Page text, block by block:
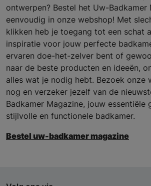
ontwerpen? Bestel het Uw-Badkamer
eenvoudig in onze webshop! Met
klikken heb je toegang tot een schat
inspiratie voor jouw perfecte
ervaren doe-het-zelver bent of
naar de beste producten en ideeën,
alles wat je nodig hebt. Bezoek onze
nog en verzeker jezelf van de
Badkamer Magazine, jouw essentiële
stijlvolle en functionele badkamer.
Bestel uw-badkamer magazine